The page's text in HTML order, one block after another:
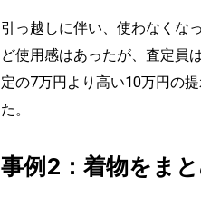
引っ越しに伴い、使わなくな
ど使用感はあったが、査定員
定の7万円より高い10万円の
た。
事例2：着物をま